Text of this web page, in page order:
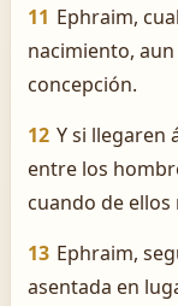
11 Ephraim,
nacimiento,
concepción.
12 Y si llegaren
entre los
cuando de ellos
13 Ephraim,
asentada en